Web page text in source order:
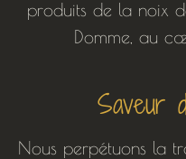
produits de la noix
Domme, au
Saveur
Nous perpétuons la